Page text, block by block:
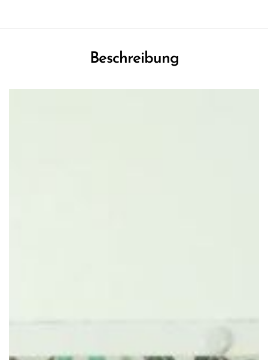
Beschreibung